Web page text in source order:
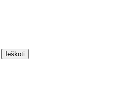
Ieškoti